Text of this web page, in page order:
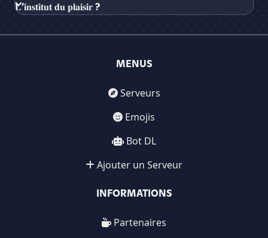
𝐋’𝐢𝐧𝐬𝐭𝐢𝐭𝐮𝐭 𝐝𝐮 𝐩𝐥𝐚𝐢𝐬𝐢𝐫 ?
MENUS
Serveurs
Emojis
Bot DL
Ajouter un Serveur
INFORMATIONS
Partenaires